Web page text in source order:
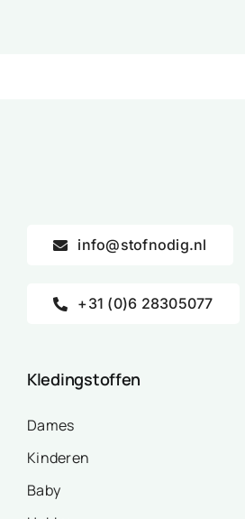
info@stofnodig.nl
+31 (0)6 28305077
Kledingstoffen
Dames
Kinderen
Baby